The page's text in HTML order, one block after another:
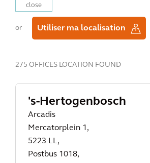
close
or Utiliser ma localisation
275 OFFICES LOCATION FOUND
's-Hertogenbosch
Arcadis
Mercatorplein 1,
5223 LL,
Postbus 1018,